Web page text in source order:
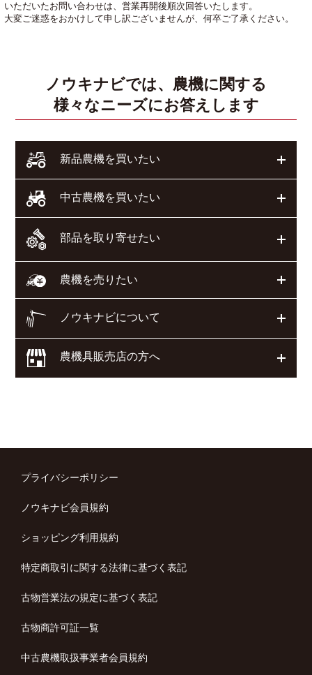
いただいたお問い合わせは、営業再開後順次回答いたします。
大変ご迷惑をおかけして申し訳ございませんが、何卒ご了承ください。
ノウキナビでは、農機に関する
様々なニーズにお答えします
新品農機を買いたい
中古農機を買いたい
部品を取り寄せたい
農機を売りたい
ノウキナビについて
農機具販売店の方へ
プライバシーポリシー
ノウキナビ会員規約
ショッピング利用規約
特定商取引に関する法律に基づく表記
古物営業法の規定に基づく表記
古物商許可証一覧
中古農機取扱事業者会員規約